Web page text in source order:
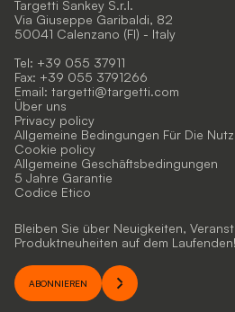
Targetti Sankey S.r.l.
Via Giuseppe Garibaldi, 82
50041 Calenzano (FI) - Italy
Tel: +39 055 37911
Fax: +39 055 3791266
Email: targetti@targetti.com
Über uns
Privacy policy
Allgemeine Bedingungen Für Die
Cookie policy
Allgemeine Geschäftsbedingungen
5 Jahre Garantie
Codice Etico
Bleiben Sie über Neuigkeiten,
Produktneuheiten auf dem Laufenden!
ABONNIEREN